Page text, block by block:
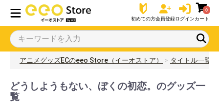
初めての方会員登録ログイン
0
カート
アニメグッズECのeeo Store（イーオストア） タイトル一覧
どうしようもない、ぼくの初恋。のグッズ一
覧